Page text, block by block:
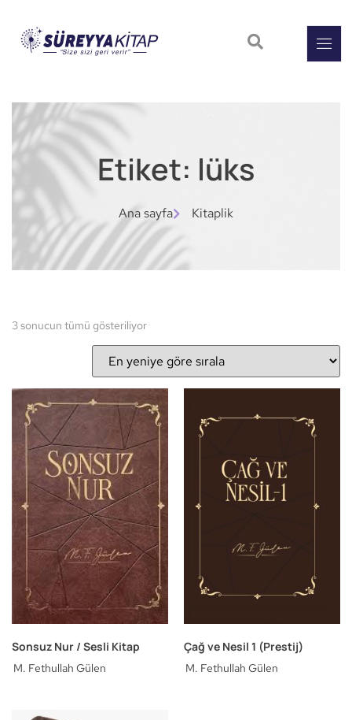
Etiket: lüks
Ana sayfa Kitaplik
3 sonucun tümü gösteriliyor
Sonsuz Nur / Sesli Kitap
M. Fethullah Gülen
Çağ ve Nesil 1 (Prestij)
M. Fethullah Gülen